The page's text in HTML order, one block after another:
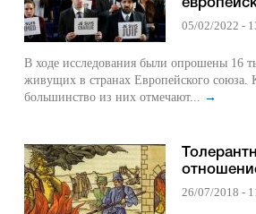
05/02/2022 -
В ходе исследования были опрошены 16
живущих в странах Европейского союза.
большинство из них отмечают... →
26/07/2018 -